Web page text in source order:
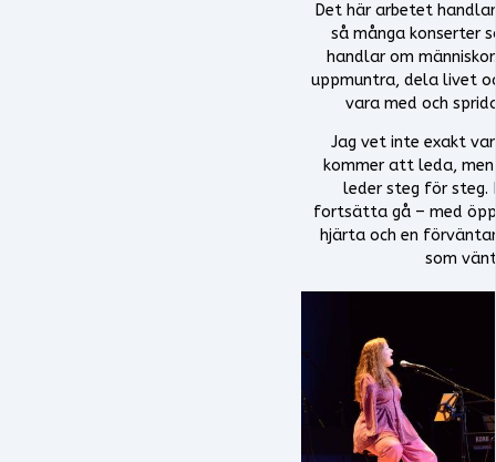
Det här arbetet
så många konserter
handlar om
uppmuntra, dela livet
vara med och
Jag vet inte exakt
kommer att leda,
leder steg för steg.
fortsätta gå – med
hjärta och en
som